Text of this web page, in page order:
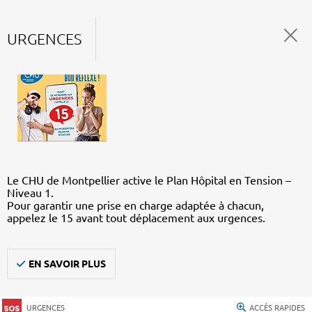
URGENCES
Le CHU de Montpellier active le Plan Hôpital en Tension –
Niveau 1.
Pour garantir une prise en charge adaptée à chacun,
appelez le 15 avant tout déplacement aux urgences.
EN SAVOIR PLUS
URGENCES ACCÈS RAPIDES